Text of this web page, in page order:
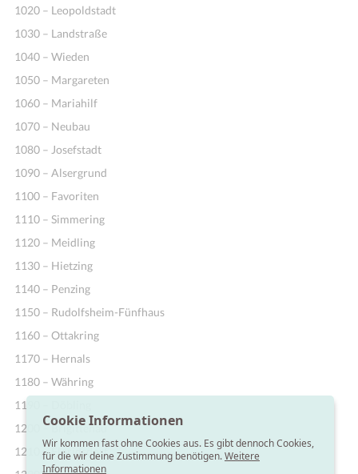
1020 – Leopoldstadt
1030 – Landstraße
1040 – Wieden
1050 – Margareten
1060 – Mariahilf
1070 – Neubau
1080 – Josefstadt
1090 – Alsergrund
1100 – Favoriten
1110 – Simmering
1120 – Meidling
1130 – Hietzing
1140 – Penzing
1150 – Rudolfsheim-Fünfhaus
1160 – Ottakring
1170 – Hernals
1180 – Währing
1190 – Döbling
1200 – Brigittenau
1210 – Floridsdorf
Cookie Informationen
Wir kommen fast ohne Cookies aus. Es gibt dennoch Cookies,
für die wir deine Zustimmung benötigen.Weitere
Informationen